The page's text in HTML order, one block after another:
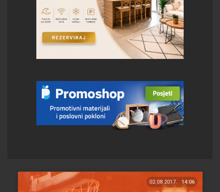
02.08.2017. 14:06